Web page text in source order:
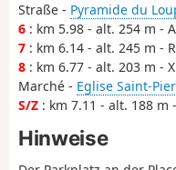
Straße - Pyramide du
6 : km 5.98 - alt. 254 m -
7 : km 6.14 - alt. 245 m -
8 : km 6.77 - alt. 203 m -
Marché - Eglise Saint-
S/Z : km 7.11 - alt. 188 m
Hinweise